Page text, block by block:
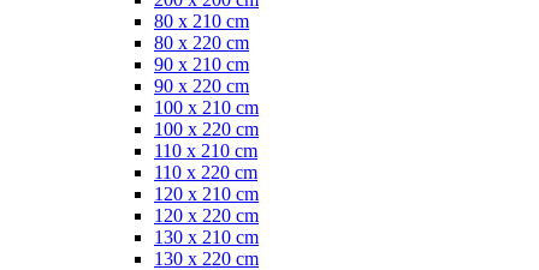
80 x 210 cm
80 x 220 cm
90 x 210 cm
90 x 220 cm
100 x 210 cm
100 x 220 cm
110 x 210 cm
110 x 220 cm
120 x 210 cm
120 x 220 cm
130 x 210 cm
130 x 220 cm